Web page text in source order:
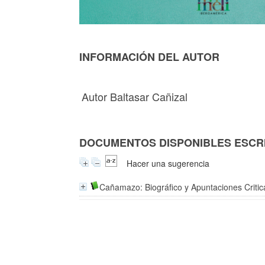
INFORMACIÓN DEL AUTOR
Autor Baltasar Cañizal
DOCUMENTOS DISPONIBLES
Hacer una sugerencia
Cañamazo: Biográfico y Apuntaciones